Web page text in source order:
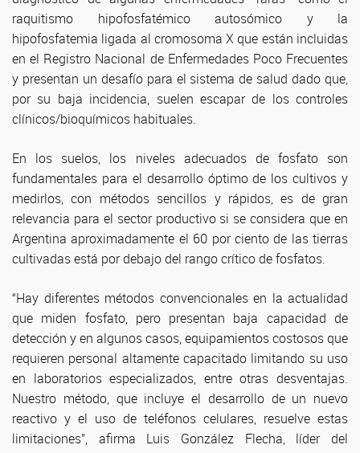
raquitismo hipofosfatémico autosómico y la
hipofosfatemia ligada al cromosoma X que están incluidas
en el Registro Nacional de Enfermedades Poco Frecuentes
y presentan un desafío para el sistema de salud dado que,
por su baja incidencia, suelen escapar de los controles
clínicos/bioquímicos habituales.
En los suelos, los niveles adecuados de fosfato son
fundamentales para el desarrollo óptimo de los cultivos y
medirlos, con métodos sencillos y rápidos, es de gran
relevancia para el sector productivo si se considera que en
Argentina aproximadamente el 60 por ciento de las tierras
cultivadas está por debajo del rango crítico de fosfatos.
“Hay diferentes métodos convencionales en la actualidad
que miden fosfato, pero presentan baja capacidad de
detección y en algunos casos, equipamientos costosos que
requieren personal altamente capacitado limitando su uso
en laboratorios especializados, entre otras desventajas.
Nuestro método, que incluye el desarrollo de un nuevo
reactivo y el uso de teléfonos celulares, resuelve estas
limitaciones”, afirma Luis González Flecha, líder del